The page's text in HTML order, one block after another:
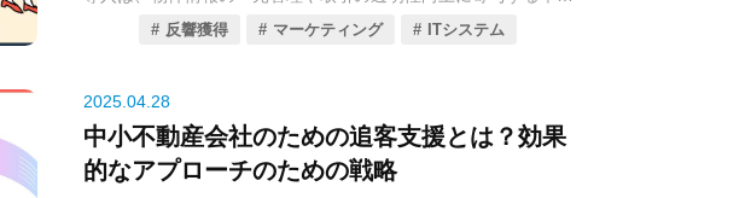
VR（バーチャルリアリティ）を活用した没入感の高い体験や、
ら内見を進めるライブ内見など、選択肢は大きく広がっていま
す。
本コラムでは、2025年最新のオンライン内見ツールの中から、特
的な取り組みとして注目されています。
効率化が期待されています。
特に中小不動産会社にとっては、この変革にどのように対応する
かが今後の競争力を左右する重要なポイントです。今回の記事で
は、不動産IDの概要と導入によるメリット、そして中小不動産会
反響獲得 マーケティング ITシステム
2025.04.28
中小不動産会社のための追客支援とは？効果
的なアプローチのための戦略